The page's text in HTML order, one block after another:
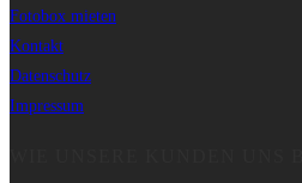
Fotobox mieten
Kontakt
Datenschutz
Impressum